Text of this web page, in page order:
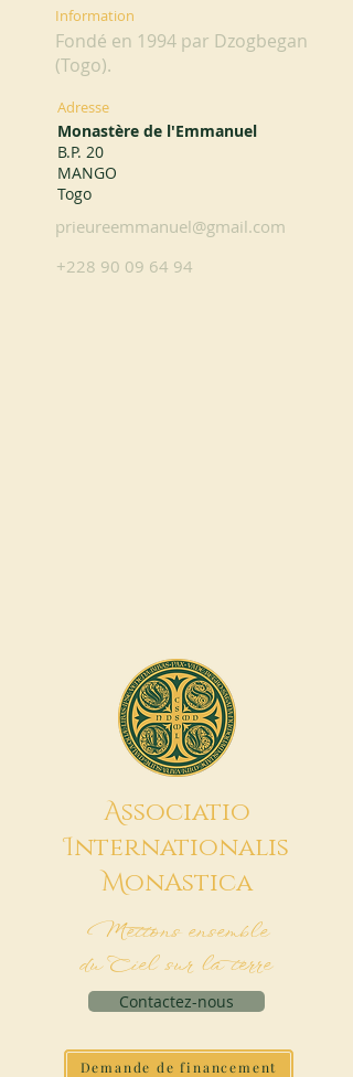
Information
Fondé en 1994 par Dzogbegan
(Togo).
Adresse
Monastère de l'Emmanuel
B.P. 20
MANGO
Togo
prieureemmanuel@gmail.com
+228 90 09 64 94
Associatio
Internationalis
MonAstica
Mettons ensemble
du Ciel sur la terre
Contactez-nous
Demande de financement